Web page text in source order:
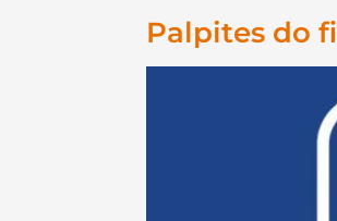
Palpites do